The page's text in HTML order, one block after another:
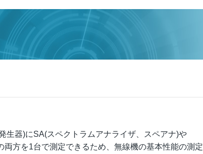
生器)にSA(スペクトラムアナライザ、スペアナ)や
方を1台で測定できるため、無線機の基本性能の測定